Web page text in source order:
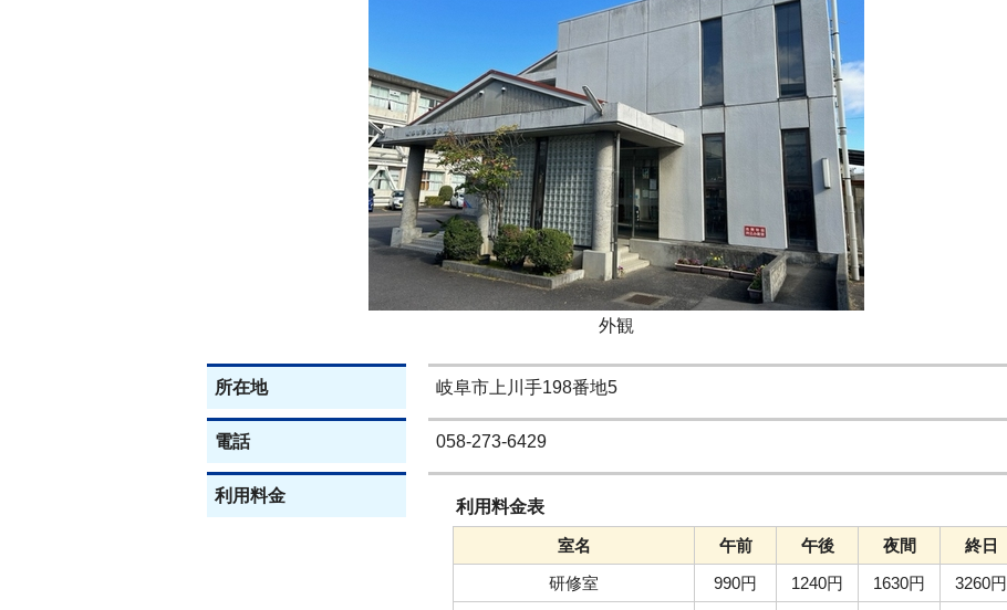
外観
所在地 岐阜市上川手198番地5
電話 058-273-6429
利用料金
利用料金表
室名 午前 午後 夜間
終日
研修室
990円 1240円 1630円
3260円